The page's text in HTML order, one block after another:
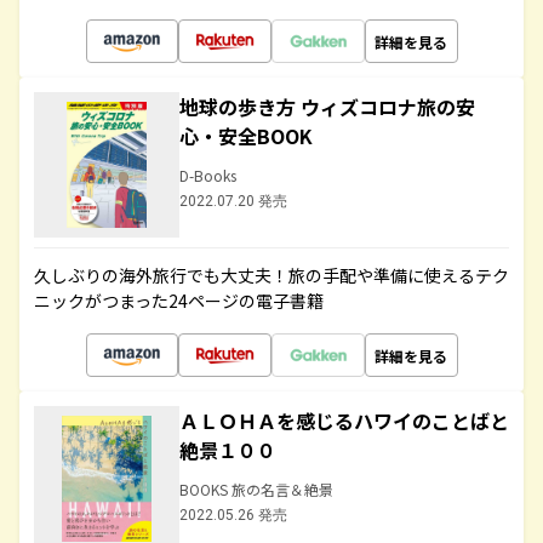
詳細を見る
地球の歩き方 ウィズコロナ旅の安
心・安全BOOK
D-Books
2022.07.20 発売
久しぶりの海外旅行でも大丈夫！旅の手配や準備に使えるテク
ニックがつまった24ページの電子書籍
詳細を見る
ＡＬＯＨＡを感じるハワイのことばと
絶景１００
BOOKS 旅の名言＆絶景
2022.05.26 発売